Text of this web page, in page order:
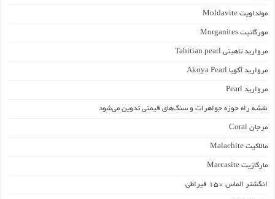
مولداویت Moldavite
مورگانیت Morganites
مروارید تاهیتی Tahitian pearl
مروارید آکویا Akoya Pearl
مروارید Pearl
نقشه راه حوزه جواهرات و سنگ‌های قیمتی تدوین می‌شود
مرجان Coral
مالاکیت Malachite
مارگازیت Marcasite
انگشتر الماس ۱۵۰ قیراطی